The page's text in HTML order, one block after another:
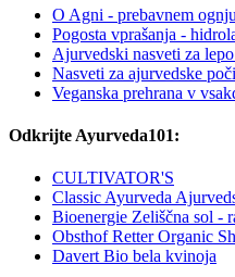
O Agni - prebavnem ognju
Pogosta vprašanja -
Ajurvedski nasveti za
Nasveti za ajurvedske
Veganska prehrana v
Odkrijte Ayurveda101:
CULTIVATOR'S
Classic Ayurveda
Bioenergie Zeliščna sol -
Obsthof Retter Organic
Davert Bio bela kvinoja